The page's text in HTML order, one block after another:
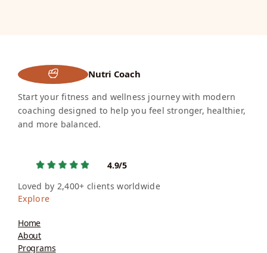
Nutri Coach
Start your fitness and wellness journey with modern
coaching designed to help you feel stronger, healthier,
and more balanced.
4.9/5
Loved by 2,400+ clients worldwide
Explore
Home
About
Programs